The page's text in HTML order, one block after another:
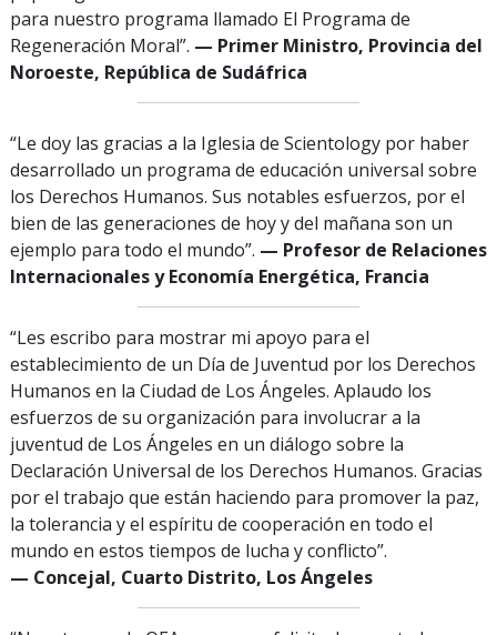
para nuestro programa llamado El Programa de
Regeneración Moral”. — Primer Ministro, Provincia del
Noroeste, República de Sudáfrica
“Le doy las gracias a la Iglesia de Scientology por haber
desarrollado un programa de educación universal sobre
los Derechos Humanos. Sus notables esfuerzos, por el
bien de las generaciones de hoy y del mañana son un
ejemplo para todo el mundo”. — Profesor de Relaciones
Internacionales y Economía Energética, Francia
“Les escribo para mostrar mi apoyo para el
establecimiento de un Día de Juventud por los Derechos
Humanos en la Ciudad de Los Ángeles. Aplaudo los
esfuerzos de su organización para involucrar a la
juventud de Los Ángeles en un diálogo sobre la
Declaración Universal de los Derechos Humanos. Gracias
por el trabajo que están haciendo para promover la paz,
la tolerancia y el espíritu de cooperación en todo el
mundo en estos tiempos de lucha y conflicto”.
— Concejal, Cuarto Distrito, Los Ángeles